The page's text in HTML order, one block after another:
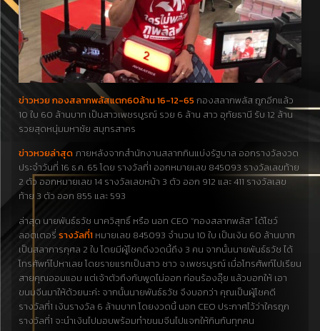
ข่าวหวย กองสลากพลัสแตก60ล้าน 16-12-65 กองสลากพลัส ถูกอีกแล้ว
10 ใบ 60 ล้านบาท เป็นสาวเพชรบูรณ์ รวย 6 ล้าน สาว อุทัยธานี รับ 12 ล้าน
รวยสุดหนุ่มมหาชัย สมุทรสาคร
ข่าวหวยล่าสุด ภายหลังจากสำนักงานสลากกินแบ่งรัฐบาล ออกรางวัลงวด
ประจำวันที่ 16 ธ.ค. 65 โดย รางวัลที่1 ออกหมายเลข 845093 รางวัลเลขท้าย
2 ตัว ออกหมายเลข 14 รางวัลเลขหน้า 3 ตัว ออก 912 และ 411 รางวัลเลข
ท้าย 3 ตัว ออก 855 และ 593
ล่าสุด นายพันธ์ธวัช นาควิสุทธิ์ หรือ นอท CEO “กองสลากพลัส” ได้โชว์
ลอตเตอรี่ รางวัลที่1 หมายเลข 845093 จำนวน 10 ใบ เป็นเงิน 60 ล้านบาท
เป็นสลาการกุศล 2 ใบ โดยมีผู้โชคดีงวดนี้ถึง 3 คน จากนั้นนายพันธ์ธวัช ได้
โทรศัพท์ไปหาเลย โดยรายแรกเป็นสาว ชาว จ.เพชรบูรณ์ เมื่อโทรศัพท์ไปเรียน
สายคุณออมแอม แต่เจ้าตัวถึงกับพูดไม่ออก ก่อนร้องอุ๊ย แล้วบอกให้ เอา
ขนมจีนมาให้ด้วยนะค่ะ จากนั้นนายพันธ์ธวัช จึงบอกว่า คุณเป็นผู้โชคดี
รางวัลที่1 เงินรางวัล 6 ล้านบาท โดยงวดนี้ นอท CEO ประกาศไว้ว่าใครถูก
รางวัลที่1 จะนำเงินไปมอบพร้อมทำขนมจีนไปแจกให้กินกันทุกคน